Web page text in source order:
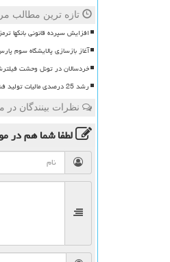
تازه ترین مطالب
افزایش سپرده قانونی بانکها
آغاز بازسازی پالایشگاه سوم
خردسالان در تونل وحشت
رشد 25 درصدی مالیات تولید فشار مالیاتی به سایر حوزه ها منتقل شد
نظرات بینندگان
لطفا شما همدر